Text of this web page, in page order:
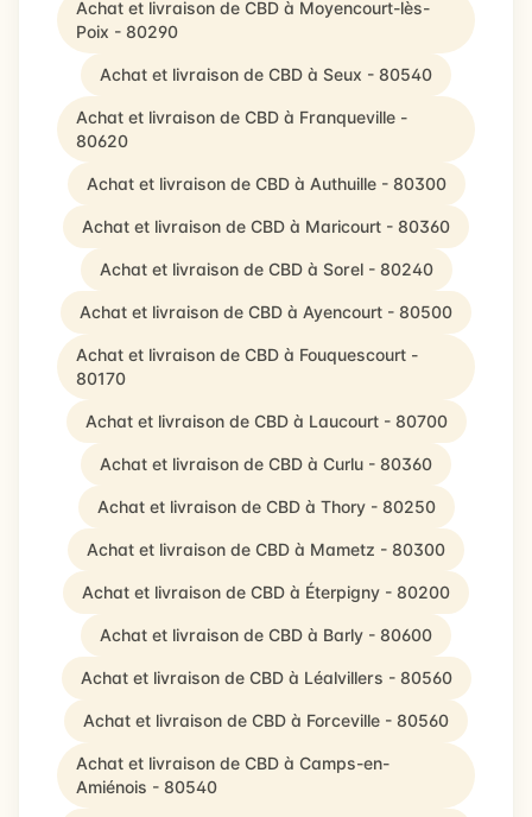
Achat et livraison de CBD à Moyencourt-lès-
Poix - 80290
Achat et livraison de CBD à Seux - 80540
Achat et livraison de CBD à Franqueville -
80620
Achat et livraison de CBD à Authuille - 80300
Achat et livraison de CBD à Maricourt - 80360
Achat et livraison de CBD à Sorel - 80240
Achat et livraison de CBD à Ayencourt - 80500
Achat et livraison de CBD à Fouquescourt -
80170
Achat et livraison de CBD à Laucourt - 80700
Achat et livraison de CBD à Curlu - 80360
Achat et livraison de CBD à Thory - 80250
Achat et livraison de CBD à Mametz - 80300
Achat et livraison de CBD à Éterpigny - 80200
Achat et livraison de CBD à Barly - 80600
Achat et livraison de CBD à Léalvillers - 80560
Achat et livraison de CBD à Forceville - 80560
Achat et livraison de CBD à Camps-en-
Amiénois - 80540